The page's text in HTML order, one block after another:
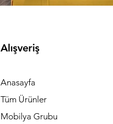
Alışveriş
Anasayfa
Tüm Ürünler
Mobilya Grubu